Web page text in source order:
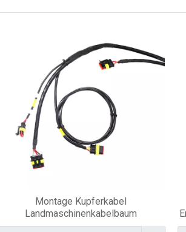
Montage Kupferkabel
Landmaschinenkabelbaum